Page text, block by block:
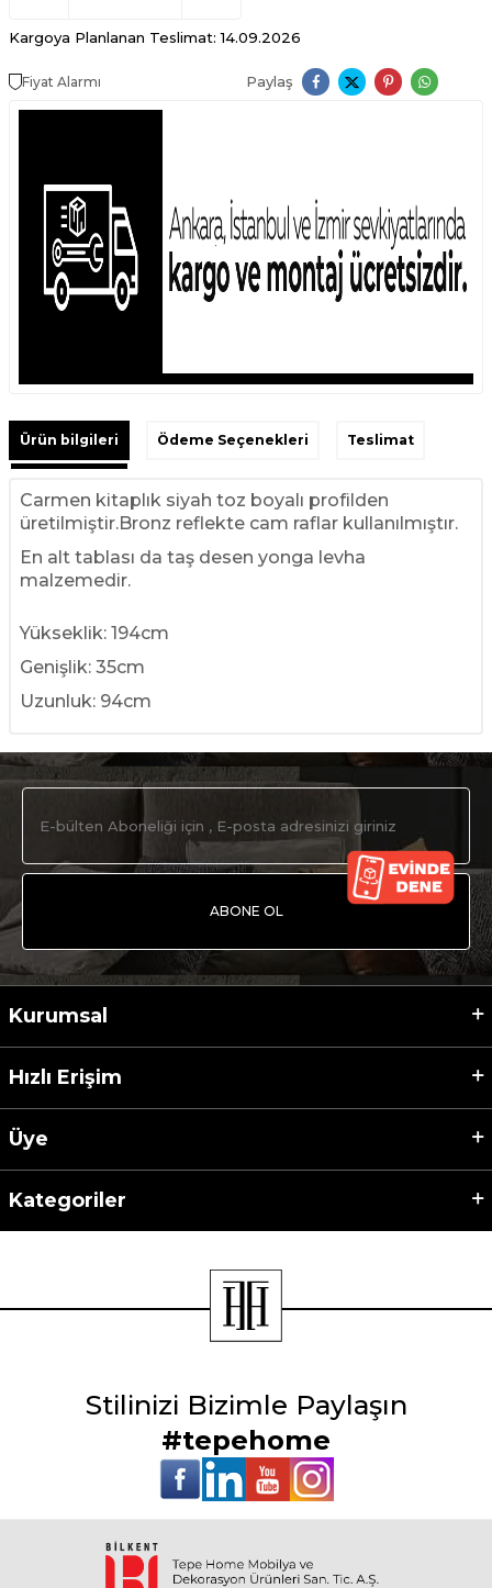
Kargoya Planlanan Teslimat: 14.09.2026
Fiyat Alarmı Paylaş
Ürün bilgileri Ödeme Seçenekleri Teslimat
Carmen kitaplık siyah toz boyalı profilden
üretilmiştir.Bronz reflekte cam raflar kullanılmıştır.
En alt tablası da taş desen yonga levha
malzemedir.
Yükseklik: 194cm
Genişlik: 35cm
Uzunluk: 94cm
ABONE OL
Kurumsal
Hızlı Erişim
Üye
Kategoriler
Stilinizi Bizimle Paylaşın
#tepehome